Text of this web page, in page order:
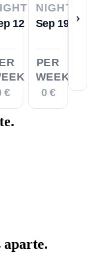
12
€
NIGHTS
Sep 19
PER
WEEK
0 €
›
aparte.